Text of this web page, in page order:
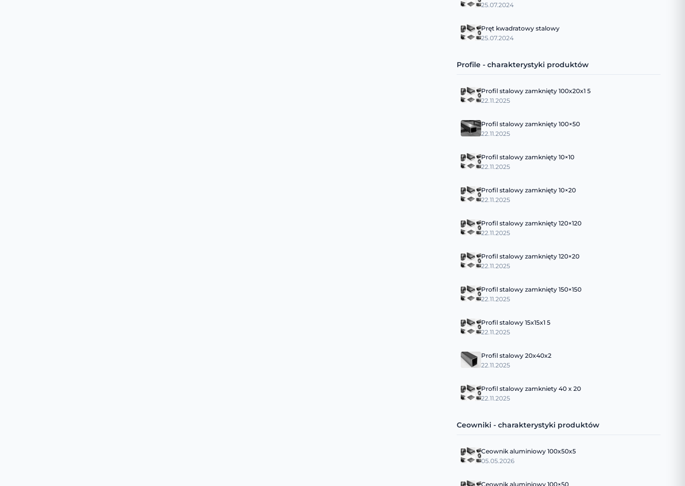
25.07.2024
Pręt kwadratowy stalowy
25.07.2024
Profile - charakterystyki produktów
Profil stalowy zamknięty 100x20x1 5
22.11.2025
Profil stalowy zamknięty 100×50
22.11.2025
Profil stalowy zamknięty 10×10
22.11.2025
Profil stalowy zamknięty 10×20
22.11.2025
Profil stalowy zamknięty 120×120
22.11.2025
Profil stalowy zamknięty 120×20
22.11.2025
Profil stalowy zamknięty 150×150
22.11.2025
Profil stalowy 15x15x1 5
22.11.2025
Profil stalowy 20x40x2
22.11.2025
Profil stalowy zamkniety 40 x 20
22.11.2025
Ceowniki - charakterystyki produktów
Ceownik aluminiowy 100x50x5
05.05.2026
Ceownik aluminiowy 100×50